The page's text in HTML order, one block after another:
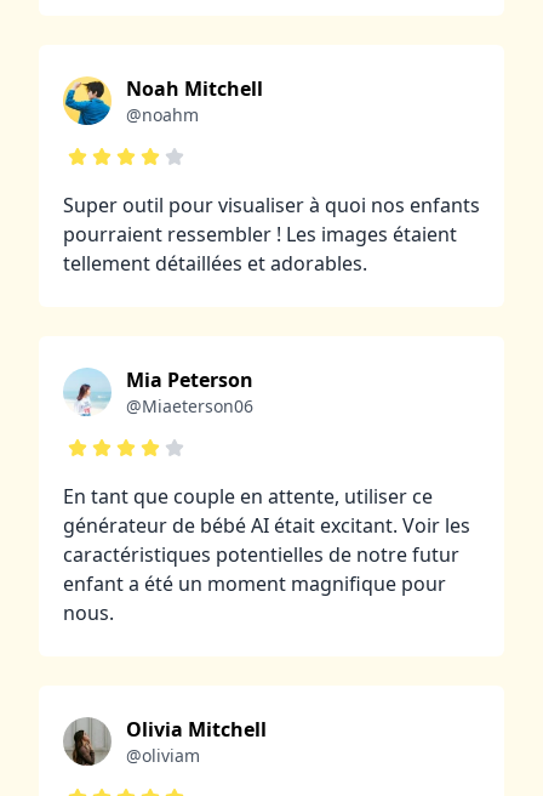
Noah Mitchell
@noahm
Super outil pour visualiser à quoi nos enfants
pourraient ressembler ! Les images étaient
tellement détaillées et adorables.
Mia Peterson
@Miaeterson06
En tant que couple en attente, utiliser ce
générateur de bébé AI était excitant. Voir les
caractéristiques potentielles de notre futur
enfant a été un moment magnifique pour
nous.
Olivia Mitchell
@oliviam